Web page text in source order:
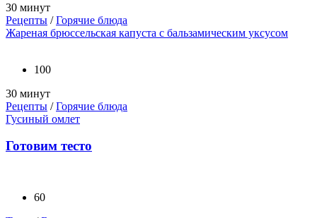
30 минут
Рецепты /Горячие блюда
Жареная брюссельская капуста с бальзамическим уксусом
100
30 минут
Рецепты /Горячие блюда
Гусиный омлет
Готовим тесто
60